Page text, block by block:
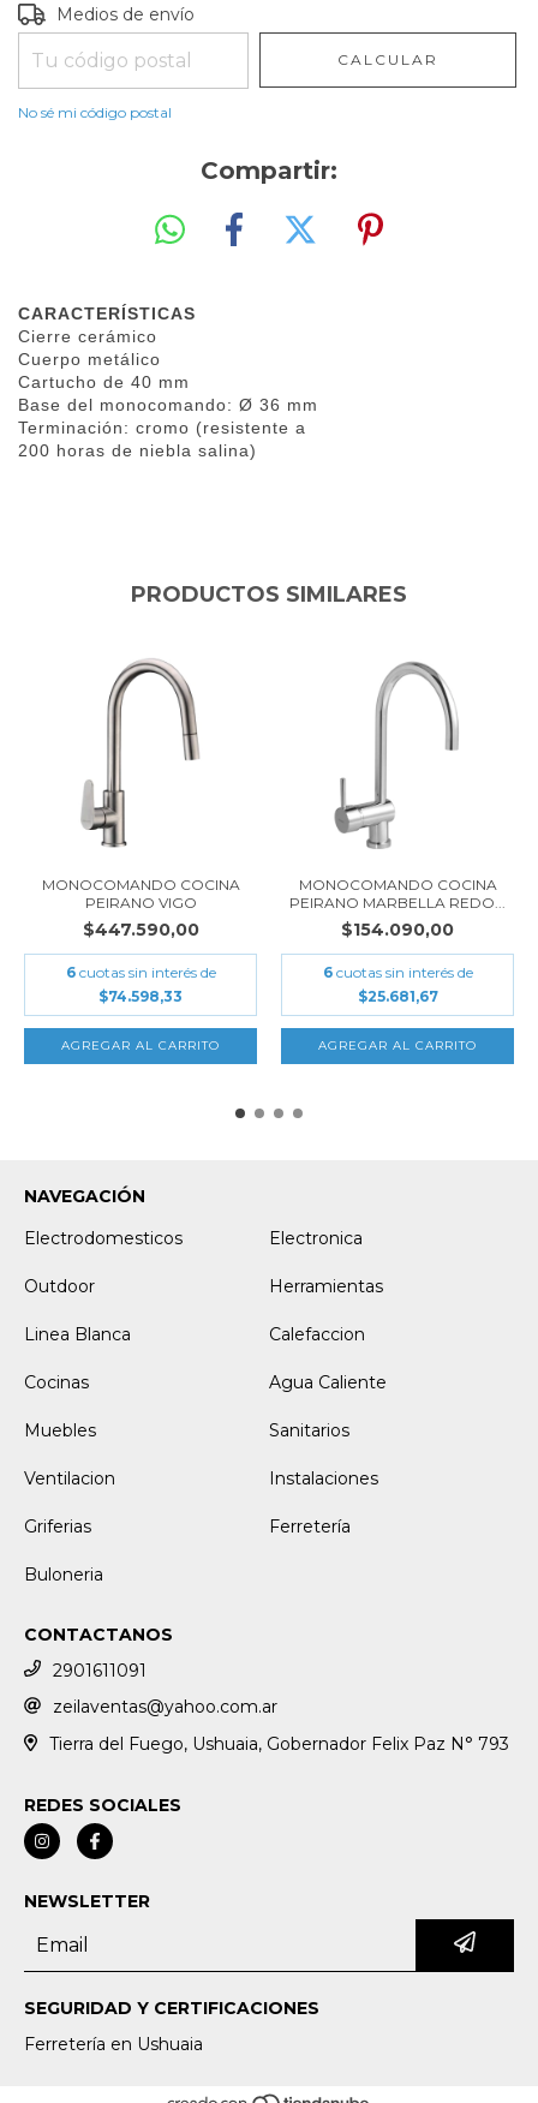
Entregas para el CP:
Medios de envío
CALCULAR
No sé mi código postal
Compartir:
CARACTERÍSTICAS
Cierre cerámico
Cuerpo metálico
Cartucho de 40 mm
Base del monocomando: Ø 36 mm
Terminación: cromo (resistente a
200 horas de niebla salina)
PRODUCTOS SIMILARES
MONOCOMANDO COCINA
PEIRANO VIGO
$447.590,00
6 cuotas sin interés de
$74.598,33
MONOCOMANDO COCINA
PEIRANO MARBELLA REDO...
$154.090,00
6 cuotas sin interés de
$25.681,67
NAVEGACIÓN
Electrodomesticos
Electronica
Outdoor Herramientas
Linea Blanca Calefaccion
Cocinas Agua Caliente
Muebles Sanitarios
Ventilacion Instalaciones
Griferias Ferretería
Buloneria
CONTACTANOS
2901611091
zeilaventas@yahoo.com.ar
Tierra del Fuego, Ushuaia, Gobernador Felix Paz N° 793
REDES SOCIALES
NEWSLETTER
SEGURIDAD Y CERTIFICACIONES
Ferretería en Ushuaia